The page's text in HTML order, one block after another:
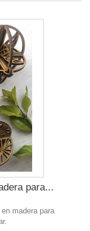
para...
madera para